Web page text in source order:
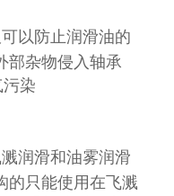
以防止润滑油的
部杂物侵入轴承
染
润滑和油雾润滑
的只能使用在飞溅